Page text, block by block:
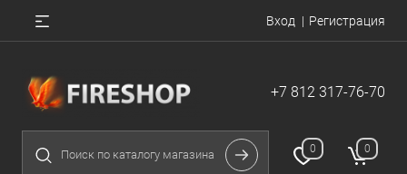
Вход Регистрация
+7 812 317-76-70
0 0